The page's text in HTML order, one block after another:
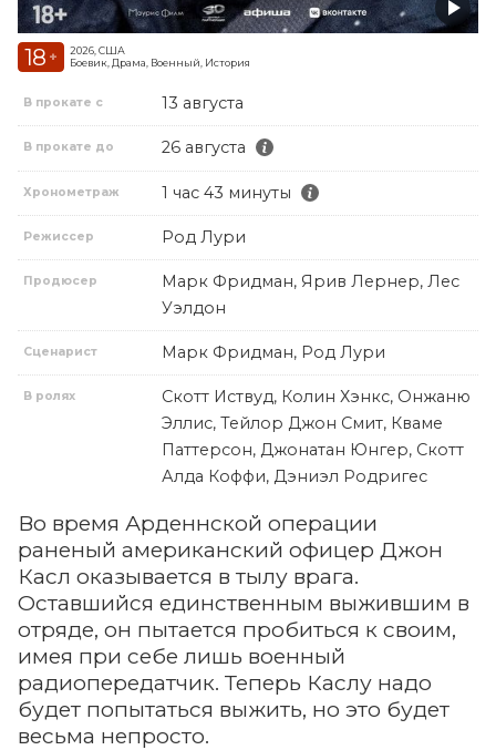
18 +
2026, США
Боевик, Драма, Военный, История
В прокате с 13 августа
В прокате до 26 августа
Хронометраж 1 час 43 минуты
Режиссер Род Лури
Продюсер
Марк Фридман, Ярив Лернер, Лес
Уэлдон
Сценарист Марк Фридман, Род Лури
В ролях
Скотт Иствуд, Колин Хэнкс, Онжаню
Эллис, Тейлор Джон Смит, Кваме
Паттерсон, Джонатан Юнгер, Скотт
Алда Коффи, Дэниэл Родригес
Во время Арденнской операции
раненый американский офицер Джон
Касл оказывается в тылу врага.
Оставшийся единственным выжившим в
отряде, он пытается пробиться к своим,
имея при себе лишь военный
радиопередатчик. Теперь Каслу надо
будет попытаться выжить, но это будет
весьма непросто.